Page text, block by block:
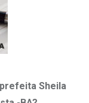
Sheila